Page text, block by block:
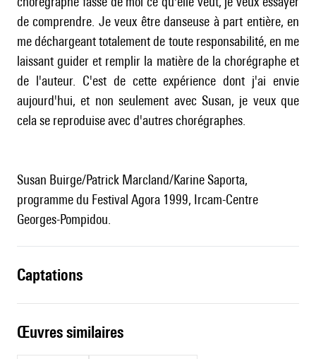
de comprendre. Je veux être danseuse à part entière, en
me déchargeant totalement de toute responsabilité, en me
laissant guider et remplir la matière de la chorégraphe et
de l'auteur. C'est de cette expérience dont j'ai envie
aujourd'hui, et non seulement avec Susan, je veux que
cela se reproduise avec d'autres chorégraphes.
Susan Buirge/Patrick Marcland/Karine Saporta,
programme du Festival Agora 1999, Ircam-Centre
Georges-Pompidou.
captations
œuvres similaires